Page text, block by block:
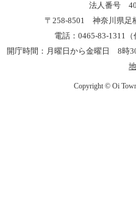
法人番号
〒258-8501 神奈川県足
電話：0465-83-1311
開庁時間：月曜日から金曜日 8時
Copyright © Oi